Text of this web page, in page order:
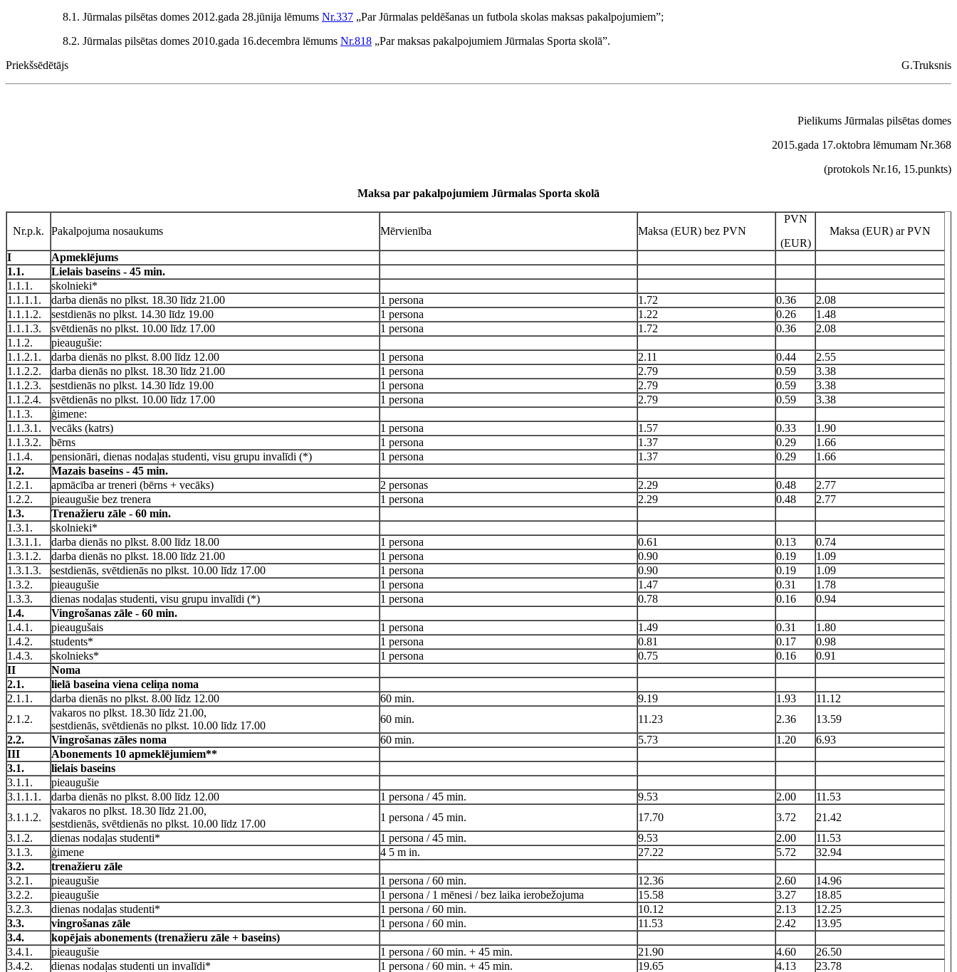
8.1. Jūrmalas pilsētas domes 2012.gada 28.jūnija lēmums Nr.337 „Par Jūrmalas peldēšanas un futbola skolas maksas pakalpojumiem”;
8.2. Jūrmalas pilsētas domes 2010.gada 16.decembra lēmums Nr.818 „Par maksas pakalpojumiem Jūrmalas Sporta skolā”.
Priekšsēdētājs
G.Truksnis
Pielikums Jūrmalas pilsētas domes
2015.gada 17.oktobra lēmumam Nr.368
(protokols Nr.16, 15.punkts)
Maksa par pakalpojumiem Jūrmalas Sporta skolā
Nr.p.k. Pakalpojuma nosaukums Mērvienība Maksa (EUR) bez PVN
PVN
(EUR)
Maksa (EUR) ar PVN
I
Apmeklējums
1.1.
Lielais baseins - 45 min.
1.1.1.
skolnieki*
1.1.1.1.
darba dienās no plkst. 18.30 līdz 21.00 1 persona 1.72 0.36
2.08
1.1.1.2.
sestdienās no plkst. 14.30 līdz 19.00 1 persona 1.22 0.26
1.48
1.1.1.3.
svētdienās no plkst. 10.00 līdz 17.00 1 persona 1.72 0.36
2.08
1.1.2.
pieaugušie:
1.1.2.1.
darba dienās no plkst. 8.00 līdz 12.00 1 persona 2.11 0.44
2.55
1.1.2.2.
darba dienās no plkst. 18.30 līdz 21.00 1 persona 2.79 0.59
3.38
1.1.2.3.
sestdienās no plkst. 14.30 līdz 19.00 1 persona 2.79 0.59
3.38
1.1.2.4.
svētdienās no plkst. 10.00 līdz 17.00 1 persona 2.79 0.59
3.38
1.1.3.
ģimene:
1.1.3.1.
vecāks (katrs) 1 persona 1.57 0.33
1.90
1.1.3.2.
bērns 1 persona 1.37 0.29
1.66
1.1.4.
pensionāri, dienas nodaļas studenti, visu grupu invalīdi (*) 1 persona 1.37 0.29
1.66
1.2.
Mazais baseins - 45 min.
1.2.1.
apmācība ar treneri (bērns + vecāks) 2 personas 2.29 0.48
2.77
1.2.2.
pieaugušie bez trenera 1 persona 2.29 0.48
2.77
1.3.
Trenažieru zāle - 60 min.
1.3.1.
skolnieki*
1.3.1.1.
darba dienās no plkst. 8.00 līdz 18.00 1 persona 0.61 0.13
0.74
1.3.1.2.
darba dienās no plkst. 18.00 līdz 21.00 1 persona 0.90 0.19
1.09
1.3.1.3.
sestdienās, svētdienās no plkst. 10.00 līdz 17.00 1 persona 0.90 0.19
1.09
1.3.2.
pieaugušie 1 persona 1.47 0.31
1.78
1.3.3.
dienas nodaļas studenti, visu grupu invalīdi (*) 1 persona 0.78 0.16
0.94
1.4.
Vingrošanas zāle - 60 min.
1.4.1.
pieaugušais 1 persona 1.49 0.31
1.80
1.4.2.
students* 1 persona 0.81 0.17
0.98
1.4.3.
skolnieks* 1 persona 0.75 0.16
0.91
II
Noma
2.1.
lielā baseina viena celiņa noma
2.1.1.
darba dienās no plkst. 8.00 līdz 12.00 60 min. 9.19 1.93
11.12
2.1.2.
vakaros no plkst. 18.30 līdz 21.00,
sestdienās, svētdienās no plkst. 10.00 līdz 17.00
60 min. 11.23 2.36
13.59
2.2.
Vingrošanas zāles noma 60 min. 5.73 1.20
6.93
III
Abonements 10 apmeklējumiem**
3.1.
lielais baseins
3.1.1.
pieaugušie
3.1.1.1.
darba dienās no plkst. 8.00 līdz 12.00 1 persona / 45 min. 9.53 2.00
11.53
3.1.1.2.
vakaros no plkst. 18.30 līdz 21.00,
sestdienās, svētdienās no plkst. 10.00 līdz 17.00
1 persona / 45 min. 17.70 3.72
21.42
3.1.2.
dienas nodaļas studenti* 1 persona / 45 min. 9.53 2.00
11.53
3.1.3.
ģimene 4 5 m in. 27.22 5.72
32.94
3.2.
trenažieru zāle
3.2.1.
pieaugušie 1 persona / 60 min. 12.36 2.60
14.96
3.2.2.
pieaugušie 1 persona / 1 mēnesi / bez laika ierobežojuma 15.58 3.27
18.85
3.2.3.
dienas nodaļas studenti* 1 persona / 60 min. 10.12 2.13
12.25
3.3.
vingrošanas zāle 1 persona / 60 min. 11.53 2.42
13.95
3.4.
kopējais abonements (trenažieru zāle + baseins)
3.4.1.
pieaugušie 1 persona / 60 min. + 45 min. 21.90 4.60
26.50
3.4.2.
dienas nodaļas studenti un invalīdi* 1 persona / 60 min. + 45 min. 19.65 4.13 23.78